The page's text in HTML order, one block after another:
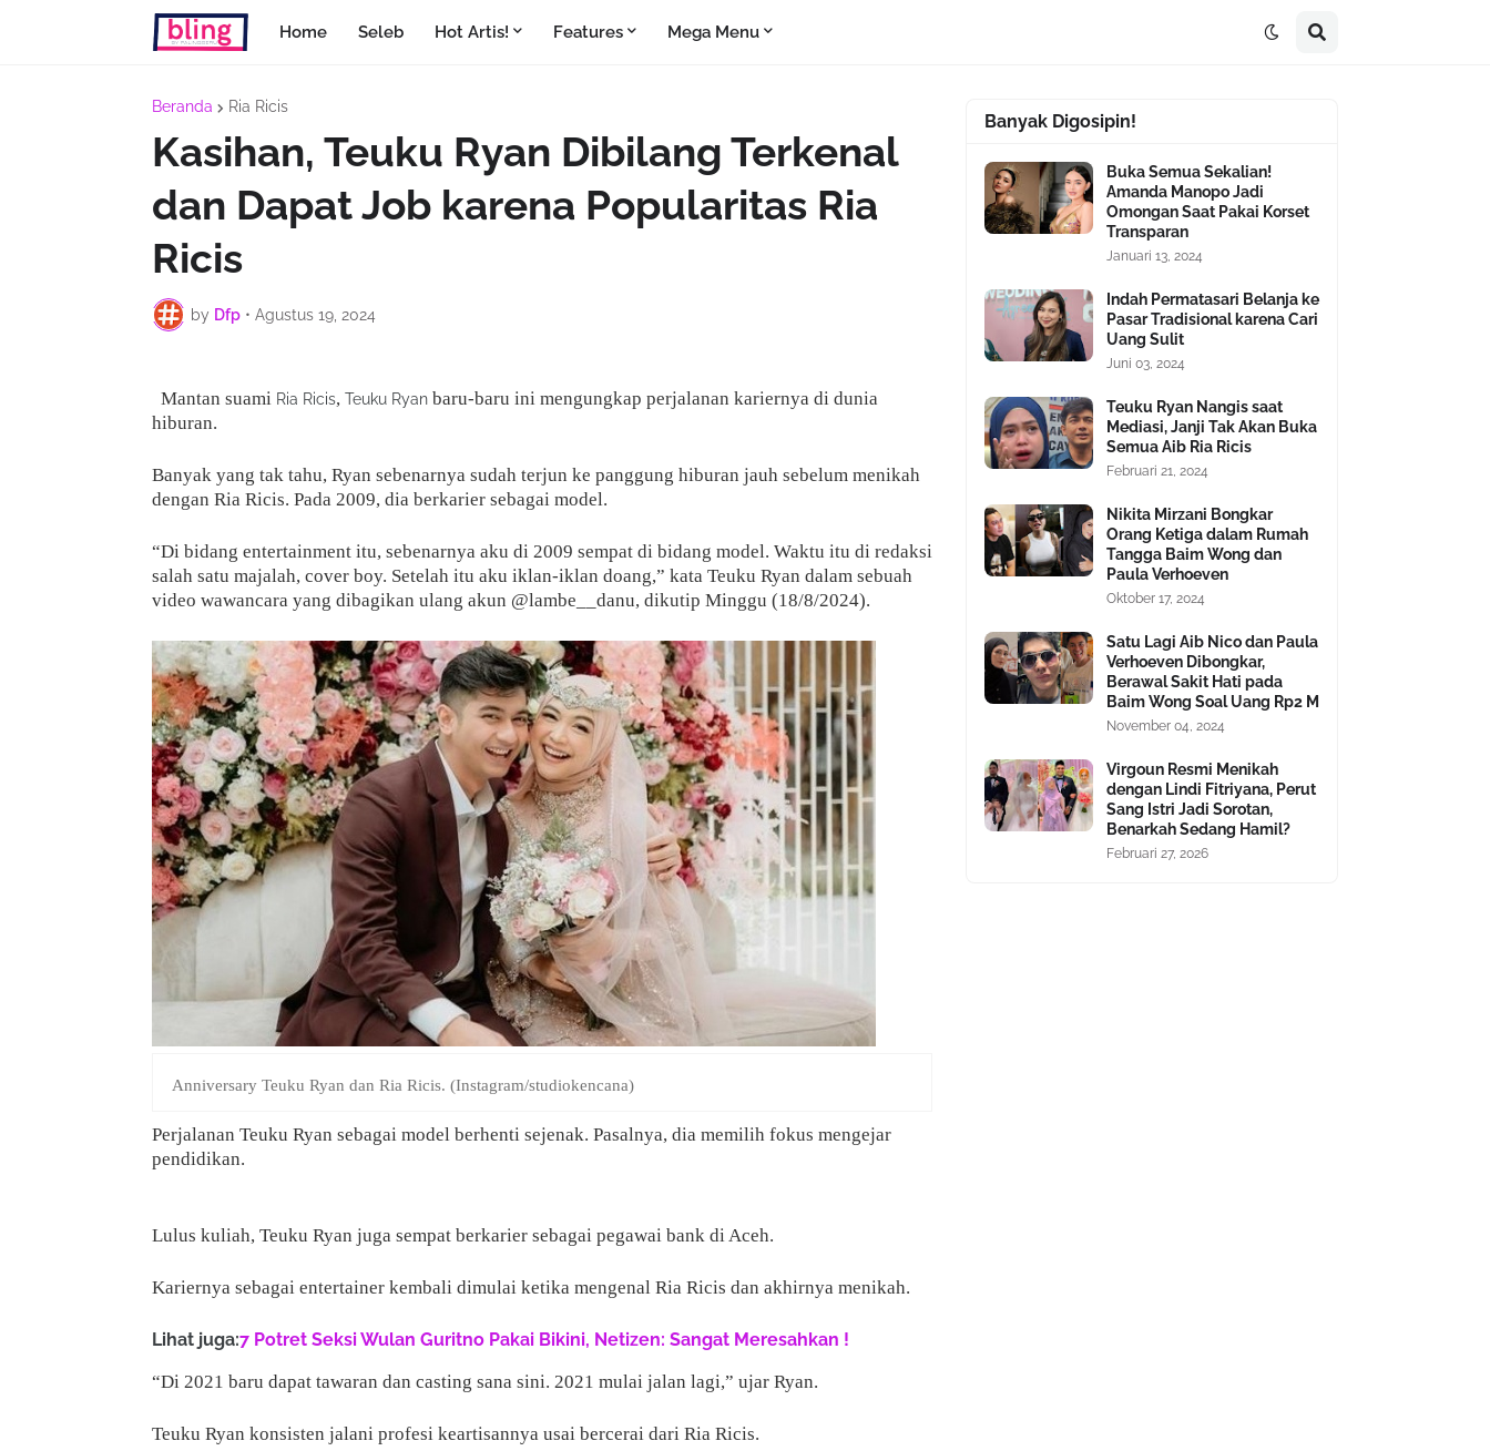
Home Seleb Hot Artis! Features Mega Menu
Beranda Ria Ricis
Kasihan, Teuku Ryan Dibilang Terkenal
dan Dapat Job karena Popularitas Ria
Ricis
by Dfp • Agustus 19, 2024
Mantan suami Ria Ricis, Teuku Ryan baru-baru ini mengungkap perjalanan kariernya di dunia
hiburan.
Banyak yang tak tahu, Ryan sebenarnya sudah terjun ke panggung hiburan jauh sebelum menikah
dengan Ria Ricis. Pada 2009, dia berkarier sebagai model.
“Di bidang entertainment itu, sebenarnya aku di 2009 sempat di bidang model. Waktu itu di redaksi
salah satu majalah, cover boy. Setelah itu aku iklan-iklan doang,” kata Teuku Ryan dalam sebuah
video wawancara yang dibagikan ulang akun @lambe__danu, dikutip Minggu (18/8/2024).
Anniversary Teuku Ryan dan Ria Ricis. (Instagram/studiokencana)
Perjalanan Teuku Ryan sebagai model berhenti sejenak. Pasalnya, dia memilih fokus mengejar
pendidikan.
Lulus kuliah, Teuku Ryan juga sempat berkarier sebagai pegawai bank di Aceh.
Kariernya sebagai entertainer kembali dimulai ketika mengenal Ria Ricis dan akhirnya menikah.
Lihat juga:7 Potret Seksi Wulan Guritno Pakai Bikini, Netizen: Sangat Meresahkan !
“Di 2021 baru dapat tawaran dan casting sana sini. 2021 mulai jalan lagi,” ujar Ryan.
Teuku Ryan konsisten jalani profesi keartisannya usai bercerai dari Ria Ricis.
Banyak Digosipin!
Buka Semua Sekalian!
Amanda Manopo Jadi
Omongan Saat Pakai Korset
Transparan
Januari 13, 2024
Indah Permatasari Belanja ke
Pasar Tradisional karena Cari
Uang Sulit
Juni 03, 2024
Teuku Ryan Nangis saat
Mediasi, Janji Tak Akan Buka
Semua Aib Ria Ricis
Februari 21, 2024
Nikita Mirzani Bongkar
Orang Ketiga dalam Rumah
Tangga Baim Wong dan
Paula Verhoeven
Oktober 17, 2024
Satu Lagi Aib Nico dan Paula
Verhoeven Dibongkar,
Berawal Sakit Hati pada
Baim Wong Soal Uang Rp2 M
November 04, 2024
Virgoun Resmi Menikah
dengan Lindi Fitriyana, Perut
Sang Istri Jadi Sorotan,
Benarkah Sedang Hamil?
Februari 27, 2026